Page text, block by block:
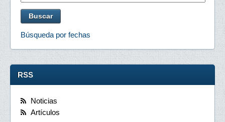
Búsqueda por fechas
RSS
Noticias
Artículos